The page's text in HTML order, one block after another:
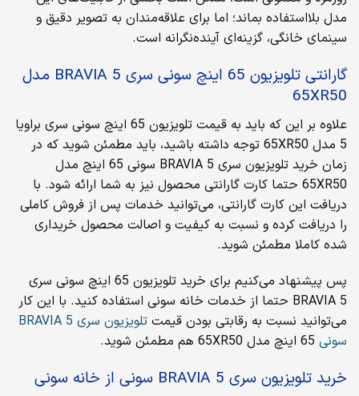
مدل بلااستفاده بماند؛ اما برای علاقه‌مندان به تصویر دقیق و
سینمای خانگی، گزینه‌ای آینده‌نگرانه است.
گارانتی تلویزیون 65 اینچ سونی سری BRAVIA 5 مدل
65XR50
علاوه بر این که باید به قیمت تلویزیون 65 اینچ سونی سری براویا
5 مدل 65XR50 توجه داشته باشید، باید مطمئن شوید که در
زمان خرید تلویزیون سری BRAVIA 5 سونی 65 اینچ مدل
65XR50 حتما کارت گارانتی محصول نیز به شما ارائه شود. با
دریافت این کارت گارانتی، می‌توانید خدمات پس از فروش کاملی
را دریافت کرده و نسبت به کیفیت و اصالت محصول خریداری
شده کاملا مطمئن شوید.
پس پیشنهاد می‌کنیم برای خرید تلویزیون 65 اینچ سونی سری
BRAVIA 5 حتما از خدمات خانه سونی استفاده کنید. با این کار
می‌توانید نسبت به رقابتی بودن قیمت
تلویزیون سری BRAVIA 5
سونی
خرید تلویزیون سری BRAVIA 5 سونی از خانه سونی